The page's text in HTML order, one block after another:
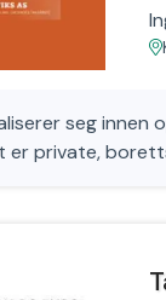
seg innen
er private,